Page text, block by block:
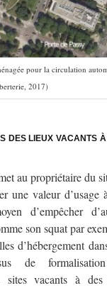
pour la circulation
2017)
DES LIEUX VACANTS
au propriétaire du
une valeur d’usage
d’empêcher
son squat par
d’hébergement
de
sites vacants à